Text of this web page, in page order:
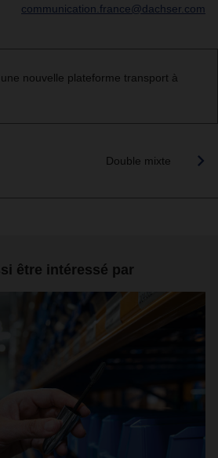
communication.france@dachser.com
nouvelle plateforme transport à
Double mixte
être intéressé par